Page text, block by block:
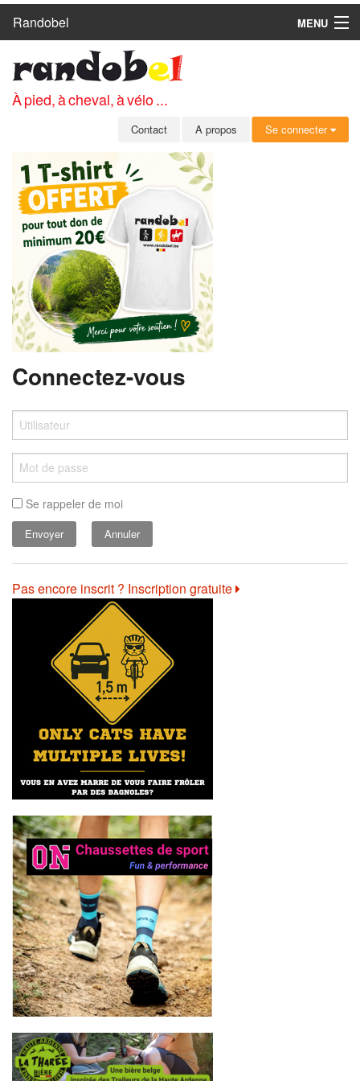
Randobel
MENU
CIRCUITS
CLUBS
MEMBRES
SE CONNECTER
INSCRIPTION GRATUITE
MOT DE PASSE OUBLIÉ
À pied, à cheval, à vélo ...
Contact A propos Se connecter
Connectez-vous
Se rappeler de moi
Annuler
Pas encore inscrit ? Inscription gratuite